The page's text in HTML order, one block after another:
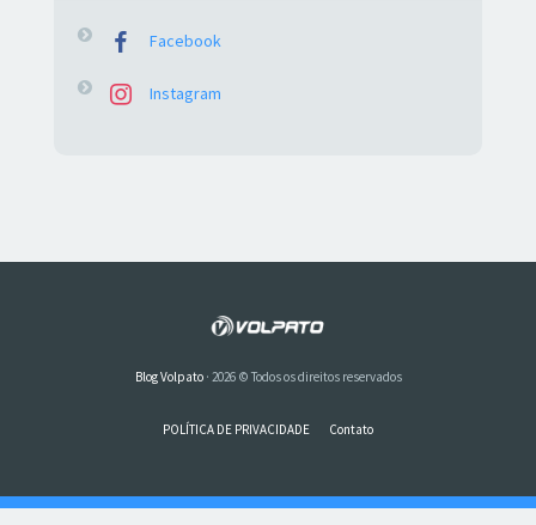
Facebook
Instagram
Blog Volpato· 2026 © Todos os direitos reservados
POLÍTICA DE PRIVACIDADE Contato